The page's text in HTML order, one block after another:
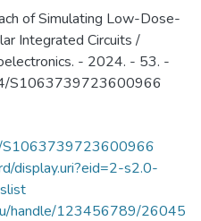
of Simulating Low-Dose-
Integrated Circuits /
- 2024. - 53. -
S1063739723600966
S1063739723600966
display.uri?eid=2-s2.0-
handle/123456789/26045